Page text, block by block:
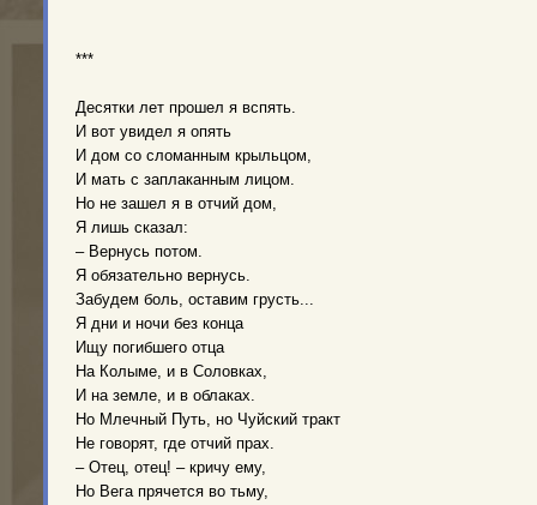
***
Десятки лет прошел я вспять.
И вот увидел я опять
И дом со сломанным крыльцом,
И мать с заплаканным лицом.
Но не зашел я в отчий дом,
Я лишь сказал:
– Вернусь потом.
Я обязательно вернусь.
Забудем боль, оставим грусть...
Я дни и ночи без конца
Ищу погибшего отца
На Колыме, и в Соловках,
И на земле, и в облаках.
Но Млечный Путь, но Чуйский тракт
Не говорят, где отчий прах.
– Отец, отец! – кричу ему,
Но Вега прячется во тьму,